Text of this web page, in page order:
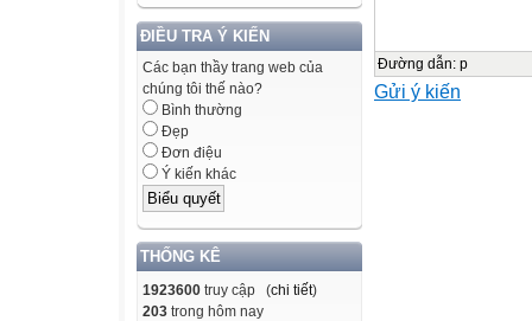
ĐIỀU TRA Ý KIẾN
Các bạn thầy trang web của
chúng tôi thế nào?
Bình thường
Đẹp
Đơn điệu
Ý kiến khác
THỐNG KÊ
1923600 truy cập (chi tiết)
203 trong hôm nay
dạng của vật
hiện
Đường dẫn: p
Gửi ý kiến